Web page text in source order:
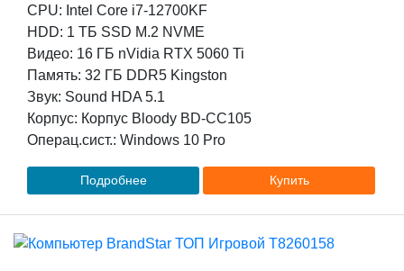
CPU: Intel Core i7-12700KF
HDD: 1 TБ SSD M.2 NVME
Видео: 16 ГБ nVidia RTX 5060 Ti
Память: 32 ГБ DDR5 Kingston
Звук: Sound HDA 5.1
Корпус: Корпус Bloody BD-CC105
Операц.сист.: Windows 10 Pro
Подробнее Купить